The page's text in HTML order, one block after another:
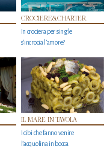
CROCIERE&CHARTER
In crociera per single
s'incrocia l’amore?
IL MARE IN TAVOLA
I cibi che fanno venire
l’acquolina in bocca